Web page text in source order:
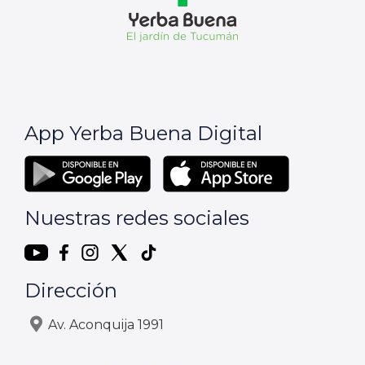
App Yerba Buena Digital
Nuestras redes sociales
Dirección
Av. Aconquija 1991